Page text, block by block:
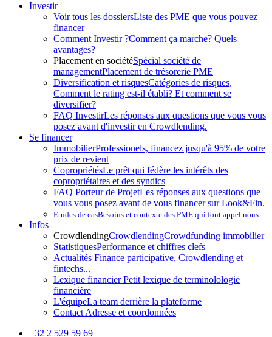
Investir
Voir tous les dossiersListe des PME que vous pouvez
financer
Comment Investir ?Comment ça marche? Quels
avantages?
Placement en sociétéSpécial société de
managementPlacement de trésorerie PME
Diversification et risquesCatégories de risques,
Comment le rating est-il établi? Et comment se
diversifier?
FAQ InvestirLes réponses aux questions que vous vous
posez avant d'investir en Crowdlending.
Se financer
ImmobilierProfessionels, financez jusqu'à 95% de votre
prix de revient
CopropriétésLe prêt qui fédère les intérêts des
copropriétaires et des syndics
FAQ Porteur de ProjetLes réponses aux questions que
vous vous posez avant de vous financer sur Look&Fin.
Etudes de casBesoins et contexte des PME qui font appel nous.
Infos
CrowdlendingCrowdlendingCrowdfunding immobilier
StatistiquesPerformance et chiffres clefs
Actualités Finance participative, Crowdlending et
fintechs...
Lexique financierPetit lexique de terminolologie
financière
L'équipeLa team derrière la plateforme
Contact Adresse et coordonnées
+32 2 529 59 69